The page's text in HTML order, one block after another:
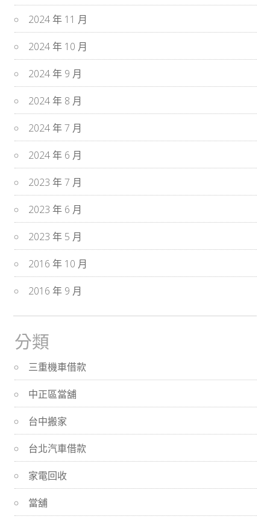
2024 年 11 月
2024 年 10 月
2024 年 9 月
2024 年 8 月
2024 年 7 月
2024 年 6 月
2023 年 7 月
2023 年 6 月
2023 年 5 月
2016 年 10 月
2016 年 9 月
分類
三重機車借款
中正區當舖
台中搬家
台北汽車借款
家電回收
當舖